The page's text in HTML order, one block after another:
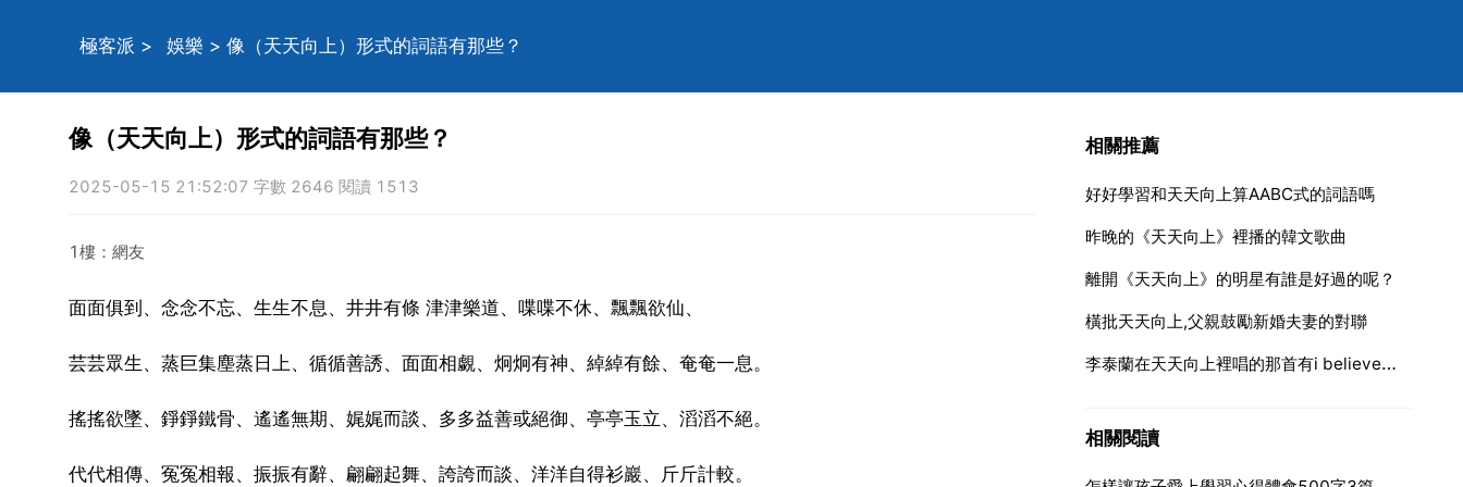
極客派 > 娛樂 > 像（天天向上）形式的詞語有那些？
像（天天向上）形式的詞語有那些？
2025-05-15 21:52:07 字數 2646 閱讀 1513
1樓：網友
面面俱到、念念不忘、生生不息、井井有條 津津樂道、喋喋不休、飄飄欲仙、
芸芸眾生、蒸巨集塵蒸日上、循循善誘、面面相覷、炯炯有神、綽綽有餘、奄奄一息。
搖搖欲墜、錚錚鐵骨、遙遙無期、娓娓而談、多多益善或絕御、亭亭玉立、滔滔不絕。
代代相傳、冤冤相報、振振有辭、翩翩起舞、誇誇而談、洋洋自得衫巖、斤斤計較。
相關推薦
好好學習和天天向上算AABC式的詞語嗎
昨晚的《天天向上》裡播的韓文歌曲
離開《天天向上》的明星有誰是好過的呢？
橫批天天向上,父親鼓勵新婚夫妻的對聯
李泰蘭在天天向上裡唱的那首有i believe的歌名是什麼？？
相關閱讀